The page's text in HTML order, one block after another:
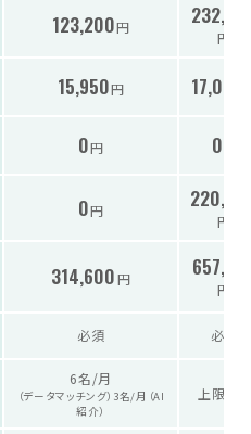
123,200円
円
15,950円 17,050
0円 0
0円
円
314,600円
円
必須 必須
6名/月
（データマッチング）3名/月（AI
紹介）
上限なし